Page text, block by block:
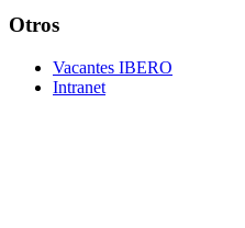
Otros
Vacantes IBERO
Intranet